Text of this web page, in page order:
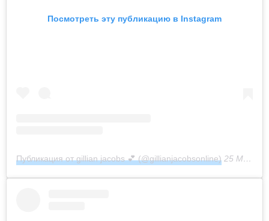
Посмотреть эту публикацию в Instagram
Публикация от gillian jacobs 💕 (@gillianjacobsonline) 25 Мар 2016 в 2:17 PDT